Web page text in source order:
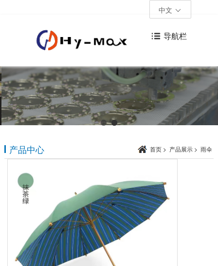
中文
导航栏
产品中心 首页 > 产品展示 > 雨伞